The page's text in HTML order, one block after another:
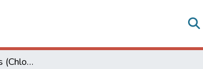
Cultivo de microalgas (Chlorella sp. e Ankistrodesmus sp. – Chlorophyceae) em água residuária suplementada com uréia e CO2